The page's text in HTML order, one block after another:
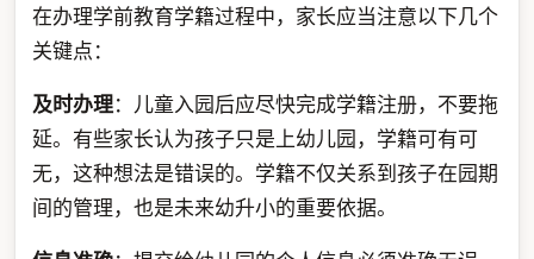
在办理学前教育学籍过程中，家长应当注意以下几个
关键点：
及时办理：儿童入园后应尽快完成学籍注册，不要拖
延。有些家长认为孩子只是上幼儿园，学籍可有可
无，这种想法是错误的。学籍不仅关系到孩子在园期
间的管理，也是未来幼升小的重要依据。